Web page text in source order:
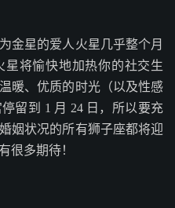
金星的爱人火星几乎整个月
将愉快地加热你的社交生
暖、优质的时光（以及性感
留到 1 月 24 日，所以要充
姻状况的所有狮子座都将迎
多期待！